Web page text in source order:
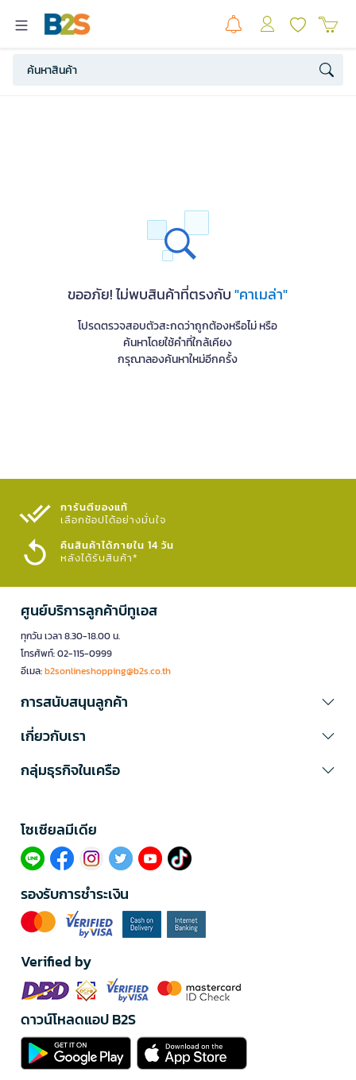
ขออภัย! ไม่พบสินค้าที่ตรงกับ"คาเมล่า"
โปรดตรวจสอบตัวสะกดว่าถูกต้องหรือไม่ หรือ
ค้นหาโดยใช้คำที่ใกล้เคียง
กรุณาลองค้นหาใหม่อีกครั้ง
การันตีของแท้
เลือกช้อปได้อย่างมั่นใจ​
คืนสินค้าได้ภายใน 14 วัน
หลังได้รับสินค้า*
ศูนย์บริการลูกค้าบีทูเอส
ทุกวัน เวลา 8.30-18.00 น.
โทรศัพท์: 02-115-0999
อีเมล:b2sonlineshopping@b2s.co.th
การสนับสนุนลูกค้า
เกี่ยวกับเรา
กลุ่มธุรกิจในเครือ
โซเซียลมีเดีย​
รองรับการชำระเงิน
Verified by
ดาวน์โหลดแอป B2S